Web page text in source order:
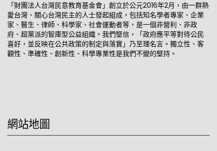
「財團法人台灣民意教育基金會」創立於公元2016年2月，由一群熱
愛台灣、關心台灣民主的人士發起組成，包括知名學者專家、企業
家、醫生、律師、科學家、社會運動者等，是一個非營利、非政
府、超黨派的智庫型公益組織。我們堅信，「政府應平等對待公民
喜好，並反映在公共政策的制定與落實」乃至理名言。獨立性、客
觀性、準確性、創新性、科學專業性是我們不變的堅持。
網站地圖